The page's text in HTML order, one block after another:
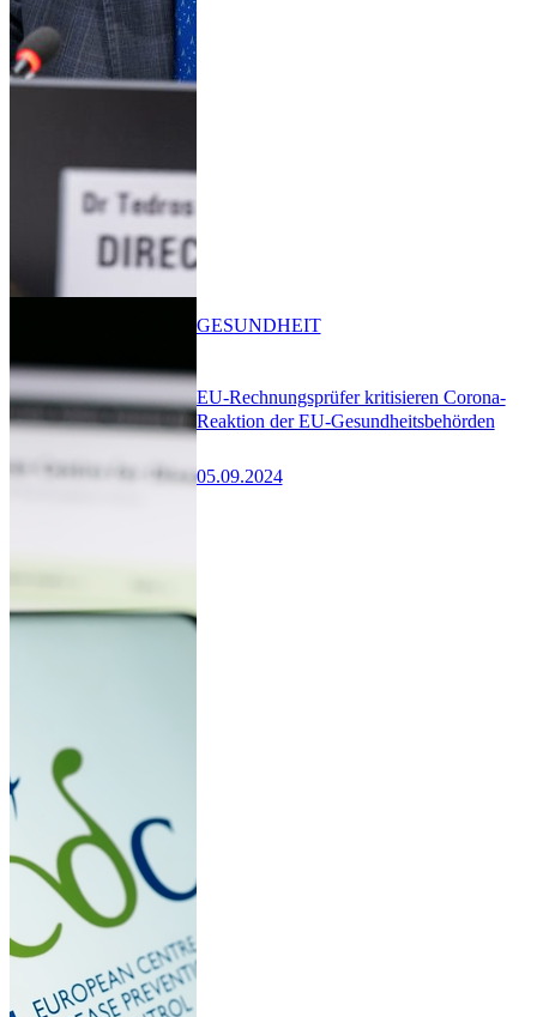
EU-Rechnungsprüfer kritisieren Corona-
Reaktion der EU-Gesundheitsbehörden
05.09.2024
GESUNDHEIT